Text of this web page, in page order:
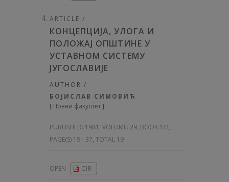
ARTICLE /
КОНЦЕПЦИЈА, УЛОГА И
ПОЛОЖАЈ ОПШТИНЕ У
УСТАВНОМ СИСТЕМУ
ЈУГОСЛАВИЈЕ
AUTHOR /
БОЈИСЛАВ СИМОВИЋ
[ Првни факултет]
PUBLISHED: 1981, VOLUME: 29, BOOK 1/2,
PAGE(S) 19 - 37, TOTAL 19
OPEN CIR